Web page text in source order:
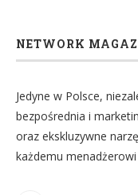
NETWORK
Jedyne w Polsce,
bezpośrednia i
oraz ekskluzywne
każdemu